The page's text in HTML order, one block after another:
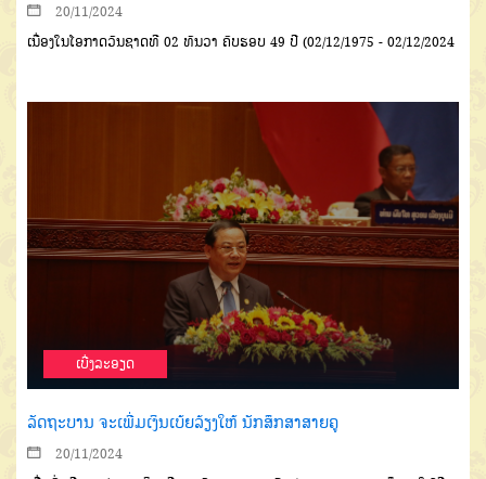
20/11/2024
ເນື່ອງໃນໂອກາດວັນຊາດທີ 02 ທັນວາ ຄົບຮອບ 49 ປີ (02/12/1975 - 02/12/2024
ເບີ່ງລະອຽດ
ລັດຖະບານ ຈະເພີ່ມເງິນເບ້ຍລ້ຽງໃຫ້ ນັກສຶກສາສາຍຄູ
20/11/2024